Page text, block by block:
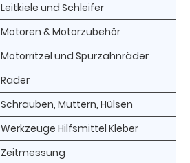
Leitkiele und Schleifer
Motoren & Motorzubehör
Motorritzel und Spurzahnräder
Räder
Schrauben, Muttern, Hülsen
Werkzeuge Hilfsmittel Kleber
Zeitmessung